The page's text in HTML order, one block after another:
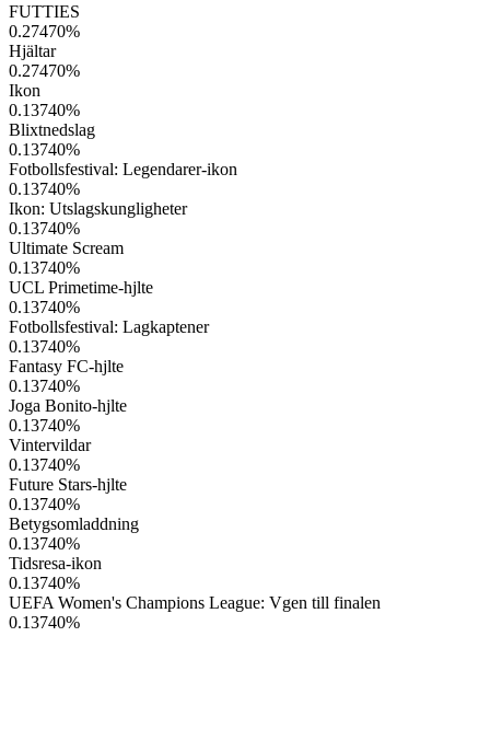
FUTTIES
0.27470%
Hjältar
0.27470%
Ikon
0.13740%
Blixtnedslag
0.13740%
Fotbollsfestival: Legendarer-ikon
0.13740%
Ikon: Utslagskungligheter
0.13740%
Ultimate Scream
0.13740%
UCL Primetime-hjlte
0.13740%
Fotbollsfestival: Lagkaptener
0.13740%
Fantasy FC-hjlte
0.13740%
Joga Bonito-hjlte
0.13740%
Vintervildar
0.13740%
Future Stars-hjlte
0.13740%
Betygsomladdning
0.13740%
Tidsresa-ikon
0.13740%
UEFA Women's Champions League: Vgen till finalen
0.13740%